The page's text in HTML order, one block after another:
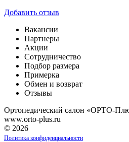
Добавить отзыв
Вакансии
Партнеры
Акции
Сотрудничество
Подбор размера
Примерка
Обмен и возврат
Отзывы
Ортопедический салон «ОРТО-
www.orto-plus.ru
© 2026
Политика конфиденциальности